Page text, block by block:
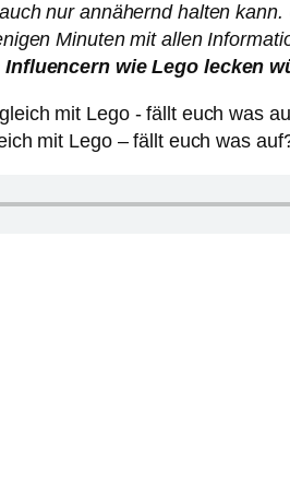
nur annähernd halten
Minuten mit allen
wie Lego lecken
mit Lego – fällt euch was